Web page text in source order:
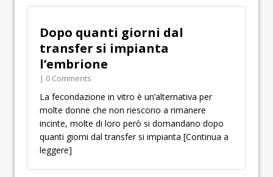
Dopo quanti giorni dal
transfer si impianta
l’embrione
| 0 Comments
La fecondazione in vitro è un’alternativa per
molte donne che non riescono a rimanere
incinte, molte di loro però si domandano dopo
quanti giorni dal transfer si impianta [Continua a
leggere]